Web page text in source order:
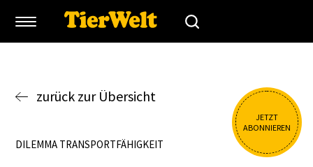
JETZT
ABONNIEREN
zurück zur Übersicht
DILEMMA TRANSPORTFÄHIGKEIT